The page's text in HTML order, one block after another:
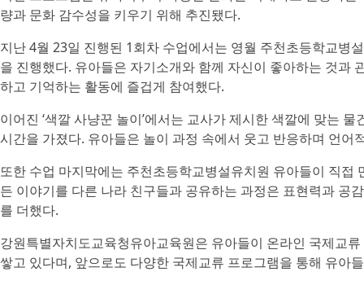
량과 문화 감수성을 키우기 위해 추진됐다.
지난 4월 23일 진행된 1회차 수업에서는 영월 주천초등학교병
을 진행했다. 유아들은 자기소개와 함께 자신이 좋아하는 것과
하고 기억하는 활동에 즐겁게 참여했다.
이어진 ‘색깔 사냥꾼 놀이’에서는 교사가 제시한 색깔에 맞는
시간을 가졌다. 유아들은 놀이 과정 속에서 웃고 반응하며 언어
또한 수업 마지막에는 주천초등학교병설유치원 유아들이 직
든 이야기를 다른 나라 친구들과 공유하는 과정은 표현력과 공
를 더했다.
강원특별자치도교육청유아교육원은 유아들이 온라인 국제교
쌓고 있다며, 앞으로도 다양한 국제교류 프로그램을 통해 유아